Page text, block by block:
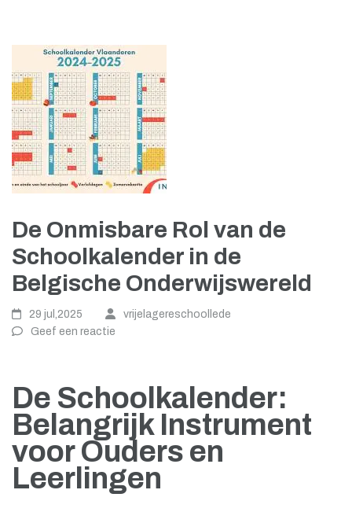
De Onmisbare Rol van de
Schoolkalender in de
Belgische Onderwijswereld
29 jul,2025
vrijelagereschoollede
Geef een reactie
De Schoolkalender:
Belangrijk Instrument
voor Ouders en
Leerlingen